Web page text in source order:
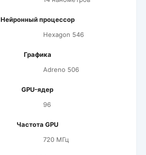
Нейронный процессор
Hexagon 546
Графика
Adreno 506
GPU-ядер
96
Частота GPU
720 МГц